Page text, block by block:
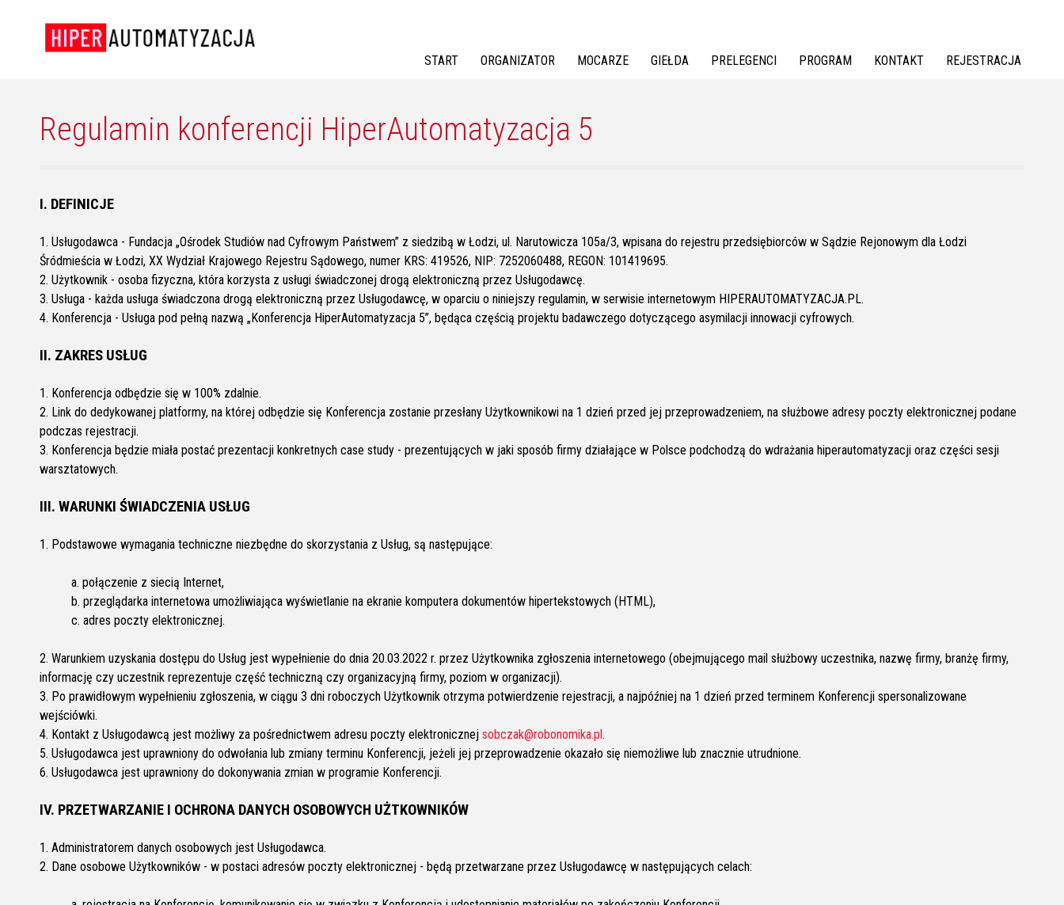
START ORGANIZATOR MOCARZE GIEŁDA PRELEGENCI PROGRAM KONTAKT REJESTRACJA
Regulamin konferencji HiperAutomatyzacja 5
I. DEFINICJE
1. Usługodawca - Fundacja „Ośrodek Studiów nad Cyfrowym Państwem” z siedzibą w Łodzi, ul. Narutowicza 105a/3, wpisana do rejestru przedsiębiorców w Sądzie Rejonowym dla Łodzi
Śródmieścia w Łodzi, XX Wydział Krajowego Rejestru Sądowego, numer KRS: 419526, NIP: 7252060488, REGON: 101419695.
2. Użytkownik - osoba fizyczna, która korzysta z usługi świadczonej drogą elektroniczną przez Usługodawcę.
3. Usługa - każda usługa świadczona drogą elektroniczną przez Usługodawcę, w oparciu o niniejszy regulamin, w serwisie internetowym HIPERAUTOMATYZACJA.PL.
4. Konferencja - Usługa pod pełną nazwą „Konferencja HiperAutomatyzacja 5”, będąca częścią projektu badawczego dotyczącego asymilacji innowacji cyfrowych.
II. ZAKRES USŁUG
1. Konferencja odbędzie się w 100% zdalnie.
2. Link do dedykowanej platformy, na której odbędzie się Konferencja zostanie przesłany Użytkownikowi na 1 dzień przed jej przeprowadzeniem, na służbowe adresy poczty elektronicznej podane
podczas rejestracji.
3. Konferencja będzie miała postać prezentacji konkretnych case study - prezentujących w jaki sposób firmy działające w Polsce podchodzą do wdrażania hiperautomatyzacji oraz części sesji
warsztatowych.
III. WARUNKI ŚWIADCZENIA USŁUG
1. Podstawowe wymagania techniczne niezbędne do skorzystania z Usług, są następujące:
a. połączenie z siecią Internet,
b. przeglądarka internetowa umożliwiająca wyświetlanie na ekranie komputera dokumentów hipertekstowych (HTML),
c. adres poczty elektronicznej.
2. Warunkiem uzyskania dostępu do Usług jest wypełnienie do dnia 20.03.2022 r. przez Użytkownika zgłoszenia internetowego (obejmującego mail służbowy uczestnika, nazwę firmy, branżę firmy,
informację czy uczestnik reprezentuje część techniczną czy organizacyjną firmy, poziom w organizacji).
3. Po prawidłowym wypełnieniu zgłoszenia, w ciągu 3 dni roboczych Użytkownik otrzyma potwierdzenie rejestracji, a najpóźniej na 1 dzień przed terminem Konferencji spersonalizowane
wejściówki.
4. Kontakt z Usługodawcą jest możliwy za pośrednictwem adresu poczty elektronicznej sobczak@robonomika.pl.
5. Usługodawca jest uprawniony do odwołania lub zmiany terminu Konferencji, jeżeli jej przeprowadzenie okazało się niemożliwe lub znacznie utrudnione.
6. Usługodawca jest uprawniony do dokonywania zmian w programie Konferencji.
IV. PRZETWARZANIE I OCHRONA DANYCH OSOBOWYCH UŻTKOWNIKÓW
1. Administratorem danych osobowych jest Usługodawca.
2. Dane osobowe Użytkowników - w postaci adresów poczty elektronicznej - będą przetwarzane przez Usługodawcę w następujących celach: